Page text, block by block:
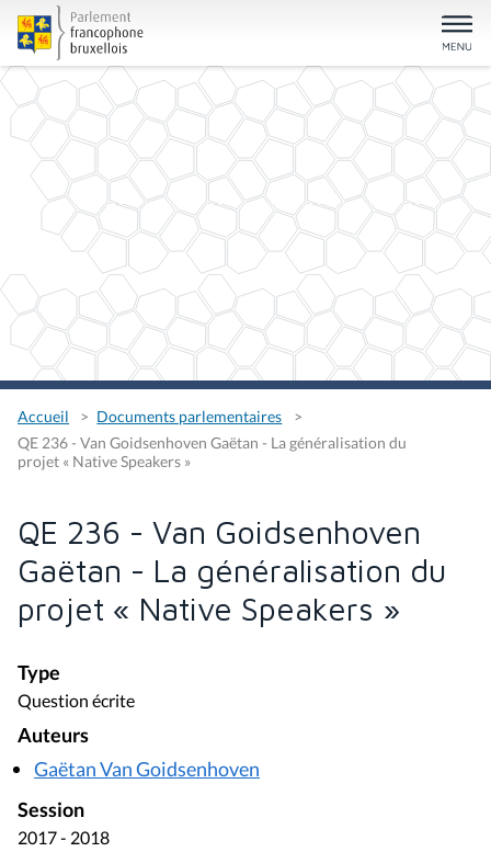
Accueil
Documents parlementaires
QE 236 - Van Goidsenhoven Gaëtan - La généralisation du
projet « Native Speakers »
QE 236 - Van Goidsenhoven
Gaëtan - La généralisation du
projet « Native Speakers »
Type
Question écrite
Auteurs
Gaëtan Van Goidsenhoven
Session
2017 - 2018